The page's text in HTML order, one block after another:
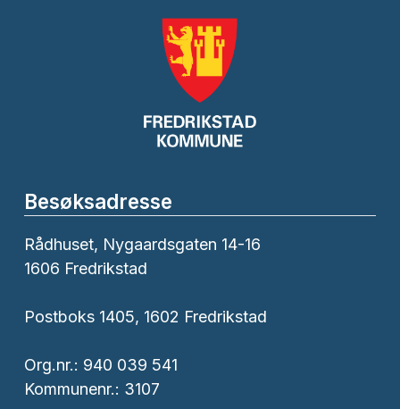
Besøksadresse
Rådhuset, Nygaardsgaten 14-16
1606 Fredrikstad
Postboks 1405, 1602 Fredrikstad
Org.nr.: 940 039 541
Kommunenr.: 3107